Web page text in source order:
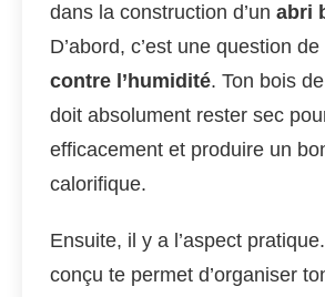
dans la construction d’un abri
D’abord, c’est une question de
contre l’humidité. Ton bois
doit absolument rester sec
efficacement et produire un
calorifique.
Ensuite, il y a l’aspect
conçu te permet d’organiser